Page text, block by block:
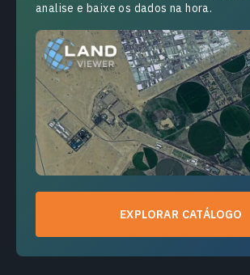
analise e baixe os dados na hora.
EXPLORAR CATÁLOGO